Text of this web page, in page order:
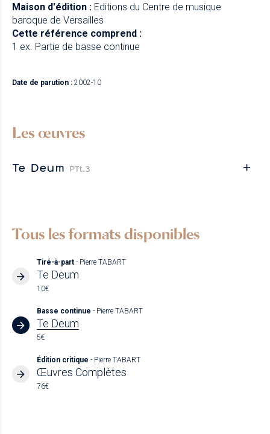
Maison d'édition : Editions du Centre de musique
baroque de Versailles
Cette référence comprend :
1 ex. Partie de basse continue
Date de parution : 2002-10
Les œuvres
Te Deum PTt.3
Tous les formats disponibles
Tiré-à-part - Pierre TABART
Te Deum
10€
Basse continue - Pierre TABART
Te Deum
5€
Édition critique - Pierre TABART
Œuvres Complètes
76€